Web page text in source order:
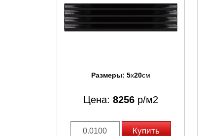
Размеры: 5x20см
Цена: 8256р/м2
Купить